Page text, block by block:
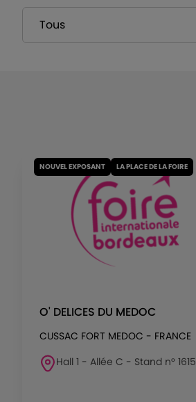
NOUVEL EXPOSANT LA PLACE DE LA FOIRE
O' DELICES DU MEDOC
CUSSAC FORT MEDOC - FRANCE
Hall 1 - Allée C - Stand n° 1615